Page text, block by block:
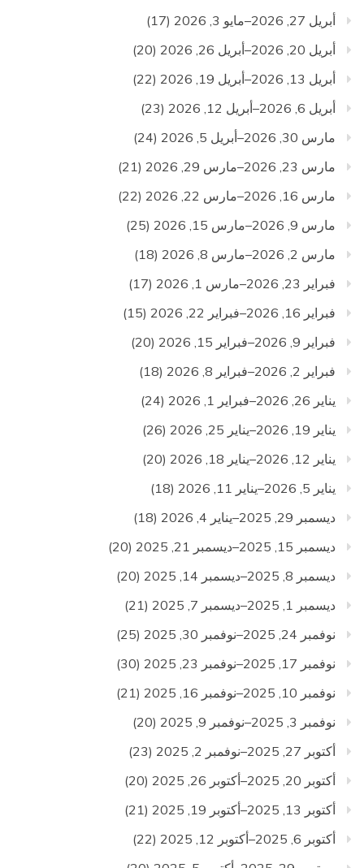
أبريل 27, 2026–مايو 3, 2026
(17)
أبريل 20, 2026–أبريل 26, 2026
(20)
أبريل 13, 2026–أبريل 19, 2026
(22)
أبريل 6, 2026–أبريل 12, 2026
(23)
مارس 30, 2026–أبريل 5, 2026
(24)
مارس 23, 2026–مارس 29, 2026
(21)
مارس 16, 2026–مارس 22, 2026
(22)
مارس 9, 2026–مارس 15, 2026
(25)
مارس 2, 2026–مارس 8, 2026
(18)
فبراير 23, 2026–مارس 1, 2026
(17)
فبراير 16, 2026–فبراير 22, 2026
(15)
فبراير 9, 2026–فبراير 15, 2026
(20)
فبراير 2, 2026–فبراير 8, 2026
(18)
يناير 26, 2026–فبراير 1, 2026
(24)
يناير 19, 2026–يناير 25, 2026
(26)
يناير 12, 2026–يناير 18, 2026
(20)
يناير 5, 2026–يناير 11, 2026
(18)
ديسمبر 29, 2025–يناير 4, 2026
(18)
ديسمبر 15, 2025–ديسمبر 21, 2025
(20)
ديسمبر 8, 2025–ديسمبر 14, 2025
(20)
ديسمبر 1, 2025–ديسمبر 7, 2025
(21)
نوفمبر 24, 2025–نوفمبر 30, 2025
(25)
نوفمبر 17, 2025–نوفمبر 23, 2025
(30)
نوفمبر 10, 2025–نوفمبر 16, 2025
(21)
نوفمبر 3, 2025–نوفمبر 9, 2025
(20)
أكتوبر 27, 2025–نوفمبر 2, 2025
(23)
أكتوبر 20, 2025–أكتوبر 26, 2025
(20)
أكتوبر 13, 2025–أكتوبر 19, 2025
(21)
أكتوبر 6, 2025–أكتوبر 12, 2025
(22)